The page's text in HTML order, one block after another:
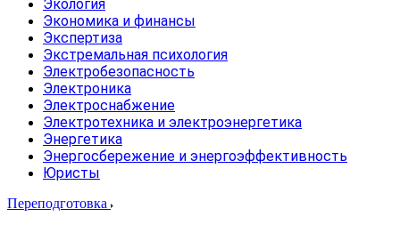
Экология
Экономика и финансы
Экспертиза
Экстремальная психология
Электробезопасность
Электроника
Электроснабжение
Электротехника и электроэнергетика
Энергетика
Энергосбережение и энергоэффективность
Юристы
Переподготовка